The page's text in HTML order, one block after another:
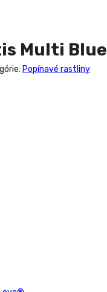
Multi Blue
Popínavé rastliny